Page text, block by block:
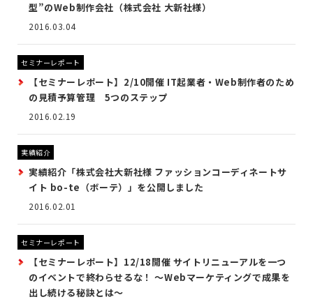
型”のWeb制作会社（株式会社 大新社様）
2016.03.04
セミナーレポート
【セミナーレポート】2/10開催 IT起業者・Web制作者のため
の見積予算管理 5つのステップ
2016.02.19
実績紹介
実績紹介「株式会社大新社様 ファッションコーディネートサ
イト bo-te（ボーテ）」を公開しました
2016.02.01
セミナーレポート
【セミナーレポート】12/18開催 サイトリニューアルを一つ
のイベントで終わらせるな！ ～Webマーケティングで成果を
出し続ける秘訣とは～